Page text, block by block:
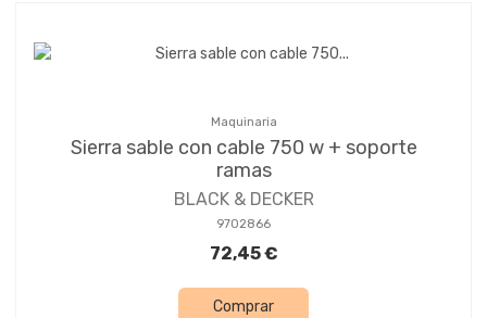
Maquinaria
Sierra sable con cable 750 w + soporte
ramas
BLACK & DECKER
9702866
72,45 €
Comprar